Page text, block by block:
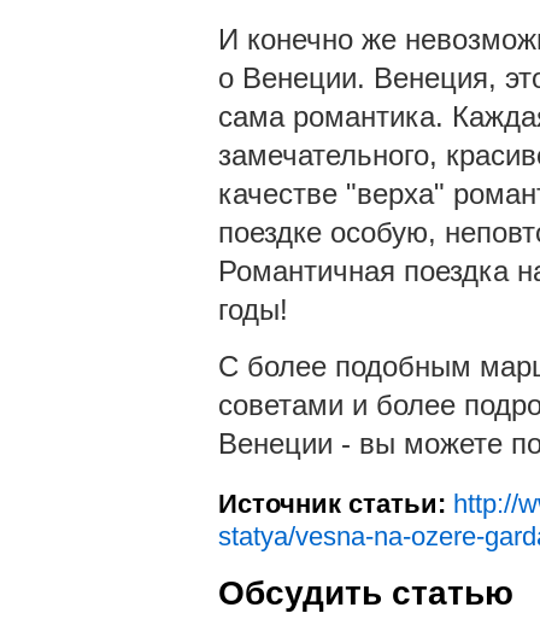
И конечно же
о Венеции. Венеция,
сама романтика.
замечательного,
качестве "верха"
поездке особую,
Романтичная поездка
годы!
С более подобным
советами и более
Венеции - вы можете
Источник статьи: http://
statya/vesna-na-ozere-
Обсудить статью